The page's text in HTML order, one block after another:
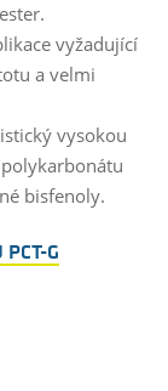
vyžadující
a velmi
vysokou
bisfenoly.
G